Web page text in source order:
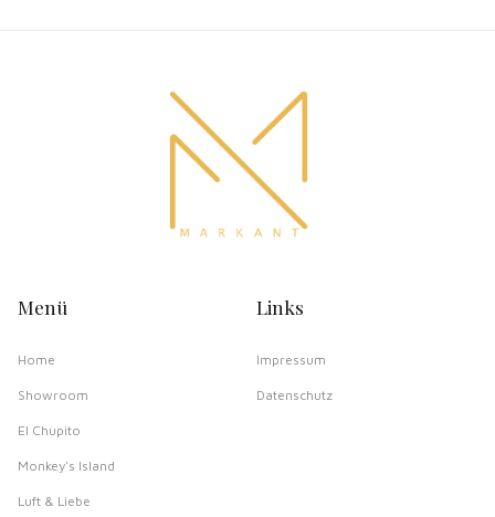
Menü
Home
Showroom
El Chupito
Monkey's Island
Luft & Liebe
Links
Impressum
Datenschutz